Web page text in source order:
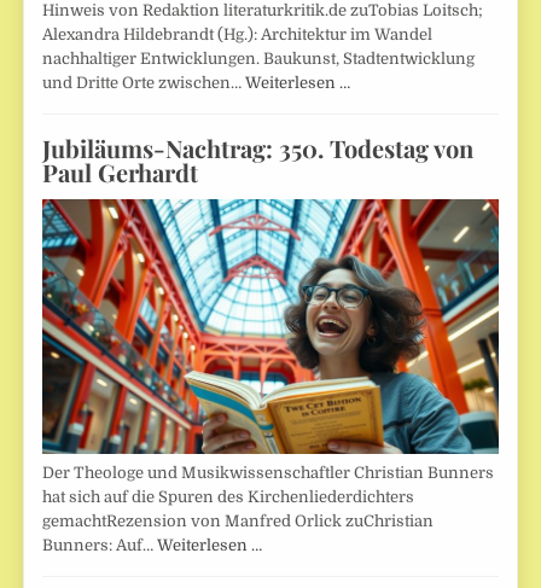
Hinweis von Redaktion literaturkritik.de zuTobias Loitsch;
Alexandra Hildebrandt (Hg.): Architektur im Wandel
nachhaltiger Entwicklungen. Baukunst, Stadtentwicklung
und Dritte Orte zwischen…Weiterlesen …
Jubiläums-Nachtrag: 350. Todestag von
Paul Gerhardt
Der Theologe und Musikwissenschaftler Christian Bunners
hat sich auf die Spuren des Kirchenliederdichters
gemachtRezension von Manfred Orlick zuChristian
Bunners: Auf…Weiterlesen …